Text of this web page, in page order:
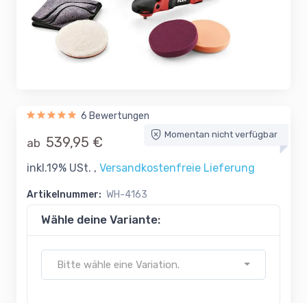
6 Bewertungen
Momentan nicht verfügbar
ab 539,95 €
inkl.19% USt. , Versandkostenfreie Lieferung
Artikelnummer: WH-4163
Wähle deine Variante:
Bitte wähle eine Variation.